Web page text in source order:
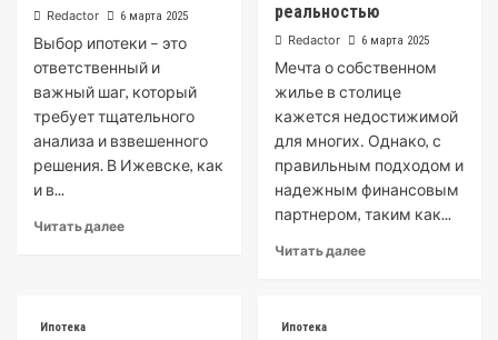
Redactor 6 марта 2025
Выбор ипотеки – это
ответственный и
важный шаг, который
требует тщательного
анализа и взвешенного
решения. В Ижевске, как
и в...
Читать далее
реальностью
Redactor 6 марта 2025
Мечта о собственном
жилье в столице
кажется недостижимой
для многих․ Однако, с
правильным подходом и
надежным финансовым
партнером, таким как...
Читать далее
Ипотека Ипотека